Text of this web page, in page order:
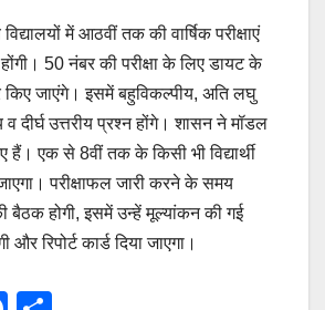
में आठवीं तक की वार्षिक परीक्षाएं
50 नंबर की परीक्षा के लिए डायट के
किए जाएंगे। इसमें बहुविकल्पीय, अति लघु
व दीर्घ उत्तरीय प्रश्न होंगे। शासन ने मॉडल
हैं। एक से 8वीं तक के किसी भी विद्यार्थी
परीक्षाफल जारी करने के समय
बैठक होगी, इसमें उन्हें मूल्यांकन की गई
और रिपोर्ट कार्ड दिया जाएगा।